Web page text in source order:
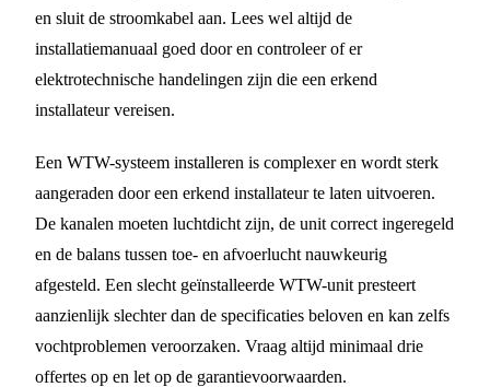
en sluit de stroomkabel aan. Lees wel altijd de
installatiemanuaal goed door en controleer of er
elektrotechnische handelingen zijn die een erkend
installateur vereisen.
Een WTW-systeem installeren is complexer en wordt sterk
aangeraden door een erkend installateur te laten uitvoeren.
De kanalen moeten luchtdicht zijn, de unit correct ingeregeld
en de balans tussen toe- en afvoerlucht nauwkeurig
afgesteld. Een slecht geïnstalleerde WTW-unit presteert
aanzienlijk slechter dan de specificaties beloven en kan zelfs
vochtproblemen veroorzaken. Vraag altijd minimaal drie
offertes op en let op de garantievoorwaarden.